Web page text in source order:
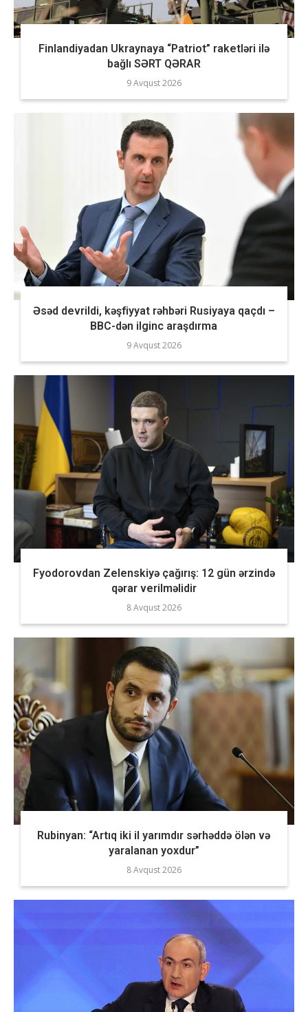
Finlandiyadan Ukraynaya “Patriot” raketləri ilə
bağlı SƏRT QƏRAR
9 Avqust 2026
Əsəd devrildi, kəşfiyyat rəhbəri Rusiyaya qaçdı –
BBC-dən ilginc araşdırma
9 Avqust 2026
Fyodorovdan Zelenskiyə çağırış: 12 gün ərzində
qərar verilməlidir
8 Avqust 2026
Rubinyan: “Artıq iki il yarımdır sərhəddə ölən və
yaralanan yoxdur”
8 Avqust 2026